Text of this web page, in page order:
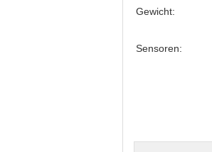
Gewicht:
Sensoren: